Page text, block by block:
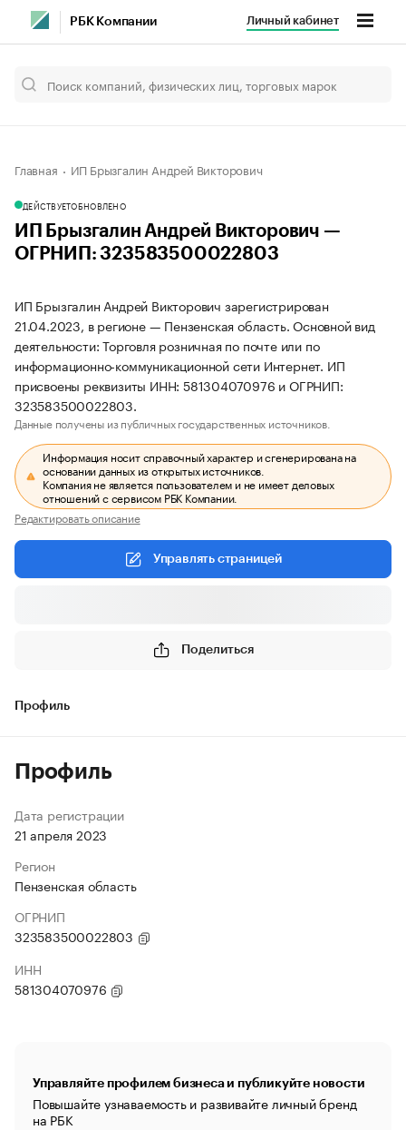
РБК Компании Личный кабинет
Главная ИП Брызгалин Андрей Викторович
ДЕЙСТВУЕТОБНОВЛЕНО
ИП Брызгалин Андрей Викторович —
ОГРНИП: 323583500022803
ИП Брызгалин Андрей Викторович зарегистрирован
21.04.2023, в регионе — Пензенская область. Основной вид
деятельности: Торговля розничная по почте или по
информационно-коммуникационной сети Интернет. ИП
присвоены реквизиты ИНН: 581304070976 и ОГРНИП:
323583500022803.
Данные получены из публичных государственных источников.
Информация носит справочный характер и сгенерирована на
основании данных из открытых источников.
Компания не является пользователем и не имеет деловых
отношений с сервисом РБК Компании.
Редактировать описание
Управлять страницей
Поделиться
Профиль
Профиль
Дата регистрации
21 апреля 2023
Регион
Пензенская область
ОГРНИП
323583500022803
ИНН
581304070976
Управляйте профилем бизнеса и публикуйте новости
Повышайте узнаваемость и развивайте личный бренд
на РБК